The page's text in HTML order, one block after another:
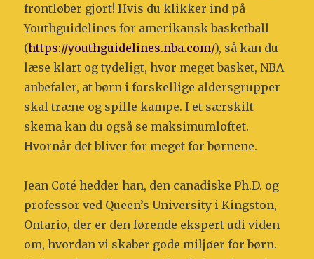
frontløber gjort! Hvis du klikker ind på
Youthguidelines for amerikansk basketball
(https://youthguidelines.nba.com/), så kan du
læse klart og tydeligt, hvor meget basket, NBA
anbefaler, at børn i forskellige aldersgrupper
skal træne og spille kampe. I et særskilt
skema kan du også se maksimumloftet.
Hvornår det bliver for meget for børnene.
Jean Coté hedder han, den canadiske Ph.D. og
professor ved Queen’s University i Kingston,
Ontario, der er den førende ekspert udi viden
om, hvordan vi skaber gode miljøer for børn.